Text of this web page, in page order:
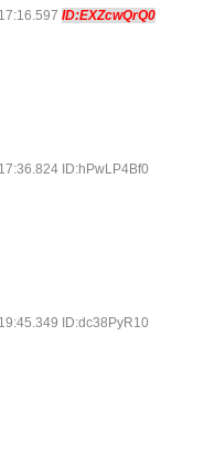
ID:EXZcwQrQ0
ID:hPwLP4Bf0
ID:dc38PyR10